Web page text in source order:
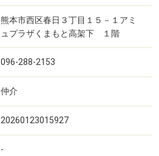
熊本市西区春日３丁目１５－１アミ
ュプラザくまもと高架下 １階
096-288-2153
仲介
20260123015927
-